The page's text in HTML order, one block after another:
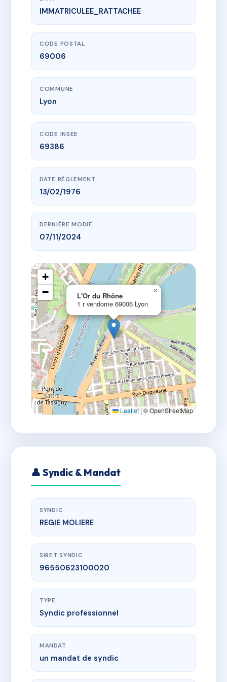
www.vme.plus/AC6653729
L'Or du Rhône
1 r vendome
IMMATRICULEE_RATTACHEE
CODE POSTAL
69006
COMMUNE
Lyon
CODE INSEE
69386
DATE RÈGLEMENT
13/02/1976
DERNIÈRE MODIF.
07/11/2024
L'Or du Rhône
1 r vendome 69006 Lyon
×
+
−
Leaflet | © OpenStreetMap
👤 Syndic & Mandat
SYNDIC
REGIE MOLIERE
SIRET SYNDIC
96550623100020
TYPE
Syndic professionnel
MANDAT
un mandat de syndic